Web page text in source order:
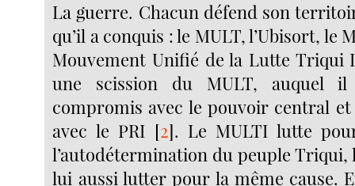
La guerre. Chacun défend son
qu’il a conquis : le MULT, l’Ubisort, le
Mouvement Unifié de la Lutte Triqui
une scission du MULT, auquel il
compromis avec le pouvoir central et
avec le PRI [2]. Le MULTI lutte
l’autodétermination du peuple Triqui,
lui aussi lutter pour la même cause.